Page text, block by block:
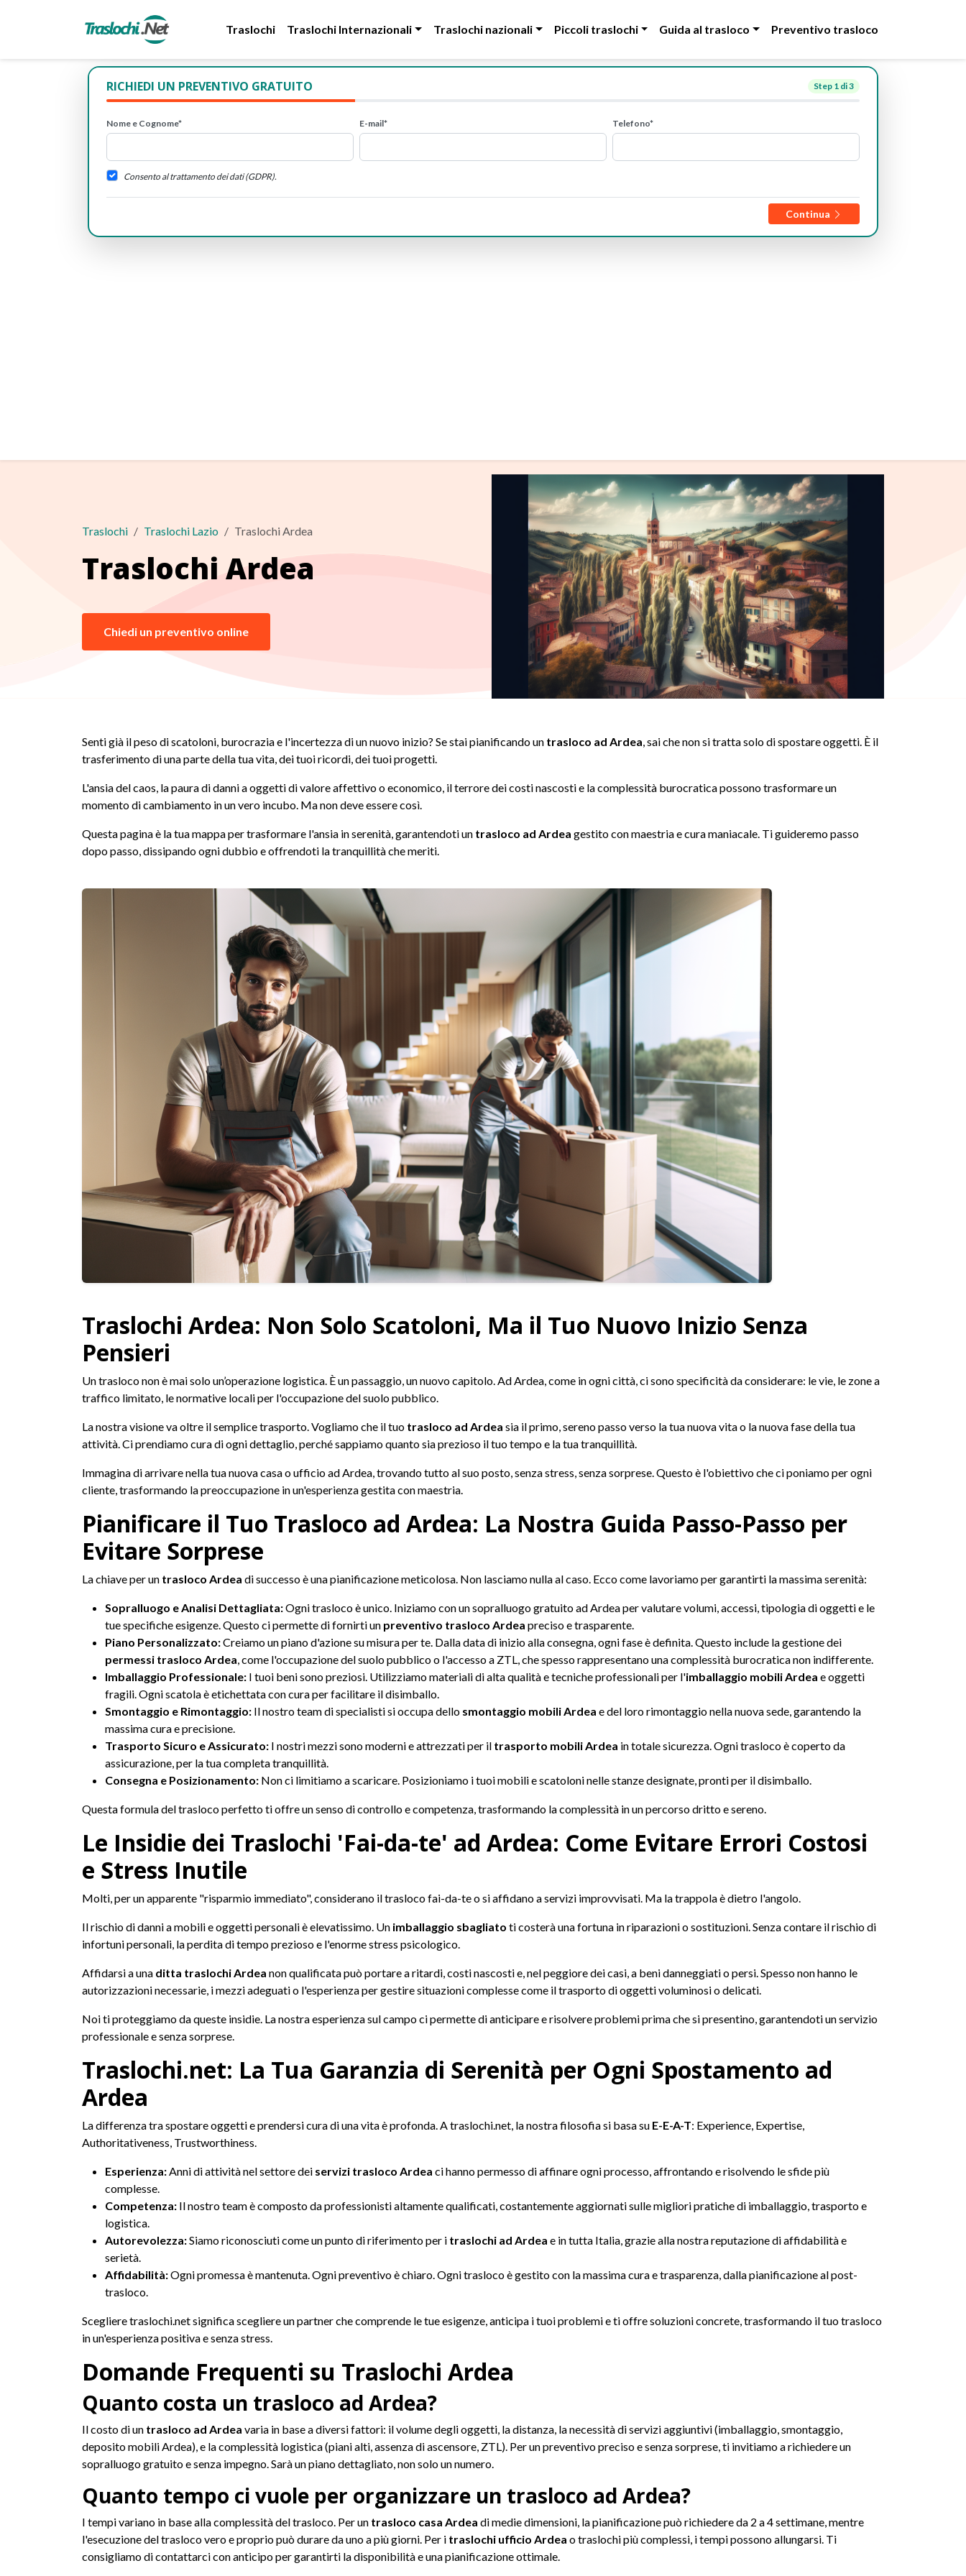
Traslochi Traslochi Internazionali Traslochi nazionali Piccoli traslochi Guida al trasloco Preventivo trasloco
RICHIEDI UN PREVENTIVO GRATUITO Step 1 di 3
Nome e Cognome* E-mail* Telefono*
Consento al trattamento dei dati (GDPR).
Continua
Traslochi Traslochi Lazio Traslochi Ardea
Traslochi Ardea
Chiedi un preventivo online
Senti già il peso di scatoloni, burocrazia e l'incertezza di un nuovo inizio? Se stai pianificando un trasloco ad Ardea, sai che non si tratta solo di spostare oggetti. È il
trasferimento di una parte della tua vita, dei tuoi ricordi, dei tuoi progetti.
L'ansia del caos, la paura di danni a oggetti di valore affettivo o economico, il terrore dei costi nascosti e la complessità burocratica possono trasformare un
momento di cambiamento in un vero incubo. Ma non deve essere così.
Questa pagina è la tua mappa per trasformare l'ansia in serenità, garantendoti un trasloco ad Ardea gestito con maestria e cura maniacale. Ti guideremo passo
dopo passo, dissipando ogni dubbio e offrendoti la tranquillità che meriti.
Traslochi Ardea: Non Solo Scatoloni, Ma il Tuo Nuovo Inizio Senza
Pensieri
Un trasloco non è mai solo un’operazione logistica. È un passaggio, un nuovo capitolo. Ad Ardea, come in ogni città, ci sono specificità da considerare: le vie, le zone a
traffico limitato, le normative locali per l'occupazione del suolo pubblico.
La nostra visione va oltre il semplice trasporto. Vogliamo che il tuo trasloco ad Ardea sia il primo, sereno passo verso la tua nuova vita o la nuova fase della tua
attività. Ci prendiamo cura di ogni dettaglio, perché sappiamo quanto sia prezioso il tuo tempo e la tua tranquillità.
Immagina di arrivare nella tua nuova casa o ufficio ad Ardea, trovando tutto al suo posto, senza stress, senza sorprese. Questo è l'obiettivo che ci poniamo per ogni
cliente, trasformando la preoccupazione in un'esperienza gestita con maestria.
Pianificare il Tuo Trasloco ad Ardea: La Nostra Guida Passo-Passo per
Evitare Sorprese
La chiave per un trasloco Ardea di successo è una pianificazione meticolosa. Non lasciamo nulla al caso. Ecco come lavoriamo per garantirti la massima serenità:
Sopralluogo e Analisi Dettagliata:Ogni trasloco è unico. Iniziamo con un sopralluogo gratuito ad Ardea per valutare volumi, accessi, tipologia di oggetti e le
tue specifiche esigenze. Questo ci permette di fornirti un preventivo trasloco Ardea preciso e trasparente.
Piano Personalizzato:Creiamo un piano d'azione su misura per te. Dalla data di inizio alla consegna, ogni fase è definita. Questo include la gestione dei
permessi trasloco Ardea, come l'occupazione del suolo pubblico o l'accesso a ZTL, che spesso rappresentano una complessità burocratica non indifferente.
Imballaggio Professionale: I tuoi beni sono preziosi. Utilizziamo materiali di alta qualità e tecniche professionali per l'imballaggio mobili Ardea e oggetti
fragili. Ogni scatola è etichettata con cura per facilitare il disimballo.
Smontaggio e Rimontaggio: Il nostro team di specialisti si occupa dello smontaggio mobili Ardea e del loro rimontaggio nella nuova sede, garantendo la
massima cura e precisione.
Trasporto Sicuro e Assicurato: I nostri mezzi sono moderni e attrezzati per il trasporto mobili Ardea in totale sicurezza. Ogni trasloco è coperto da
assicurazione, per la tua completa tranquillità.
Consegna e Posizionamento: Non ci limitiamo a scaricare. Posizioniamo i tuoi mobili e scatoloni nelle stanze designate, pronti per il disimballo.
Questa formula del trasloco perfetto ti offre un senso di controllo e competenza, trasformando la complessità in un percorso dritto e sereno.
Le Insidie dei Traslochi 'Fai-da-te' ad Ardea: Come Evitare Errori Costosi
e Stress Inutile
Molti, per un apparente "risparmio immediato", considerano il trasloco fai-da-te o si affidano a servizi improvvisati. Ma la trappola è dietro l'angolo.
Il rischio di danni a mobili e oggetti personali è elevatissimo. Un imballaggio sbagliato ti costerà una fortuna in riparazioni o sostituzioni. Senza contare il rischio di
infortuni personali, la perdita di tempo prezioso e l'enorme stress psicologico.
Affidarsi a una ditta traslochi Ardea non qualificata può portare a ritardi, costi nascosti e, nel peggiore dei casi, a beni danneggiati o persi. Spesso non hanno le
autorizzazioni necessarie, i mezzi adeguati o l'esperienza per gestire situazioni complesse come il trasporto di oggetti voluminosi o delicati.
Noi ti proteggiamo da queste insidie. La nostra esperienza sul campo ci permette di anticipare e risolvere problemi prima che si presentino, garantendoti un servizio
professionale e senza sorprese.
Traslochi.net: La Tua Garanzia di Serenità per Ogni Spostamento ad
Ardea
La differenza tra spostare oggetti e prendersi cura di una vita è profonda. A traslochi.net, la nostra filosofia si basa su E-E-A-T: Experience, Expertise,
Authoritativeness, Trustworthiness.
Esperienza:Anni di attività nel settore dei servizi trasloco Ardea ci hanno permesso di affinare ogni processo, affrontando e risolvendo le sfide più
complesse.
Competenza: Il nostro team è composto da professionisti altamente qualificati, costantemente aggiornati sulle migliori pratiche di imballaggio, trasporto e
logistica.
Autorevolezza:Siamo riconosciuti come un punto di riferimento per i traslochi ad Ardea e in tutta Italia, grazie alla nostra reputazione di affidabilità e
serietà.
Affidabilità:Ogni promessa è mantenuta. Ogni preventivo è chiaro. Ogni trasloco è gestito con la massima cura e trasparenza, dalla pianificazione al post-
trasloco.
Scegliere traslochi.net significa scegliere un partner che comprende le tue esigenze, anticipa i tuoi problemi e ti offre soluzioni concrete, trasformando il tuo trasloco
in un'esperienza positiva e senza stress.
Domande Frequenti su Traslochi Ardea
Quanto costa un trasloco ad Ardea?
Il costo di un trasloco ad Ardea varia in base a diversi fattori: il volume degli oggetti, la distanza, la necessità di servizi aggiuntivi (imballaggio, smontaggio,
deposito mobili Ardea), e la complessità logistica (piani alti, assenza di ascensore, ZTL). Per un preventivo preciso e senza sorprese, ti invitiamo a richiedere un
sopralluogo gratuito e senza impegno. Sarà un piano dettagliato, non solo un numero.
Quanto tempo ci vuole per organizzare un trasloco ad Ardea?
I tempi variano in base alla complessità del trasloco. Per un trasloco casa Ardea di medie dimensioni, la pianificazione può richiedere da 2 a 4 settimane, mentre
l'esecuzione del trasloco vero e proprio può durare da uno a più giorni. Per i traslochi ufficio Ardea o traslochi più complessi, i tempi possono allungarsi. Ti
consigliamo di contattarci con anticipo per garantirti la disponibilità e una pianificazione ottimale.